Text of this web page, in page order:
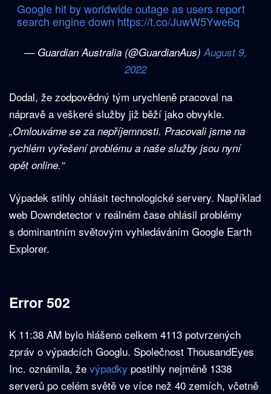
Google hit by worldwide outage as users report
search engine down https://t.co/JuwW5Ywe6q
— Guardian Australia (@GuardianAus)August 9,
2022
Dodal, že zodpovědný tým urychleně pracoval na
nápravě a veškeré služby již běží jako obvykle.
„Omlouváme se za nepříjemnosti. Pracovali jsme na
rychlém vyřešení problému a naše služby jsou nyní
opět online.“
Výpadek stihly ohlásit technologické servery. Například
web Downdetector v reálném čase ohlásil problémy
s dominantním světovým vyhledáváním Google Earth
Explorer.
Error 502
K 11:38 AM bylo hlášeno celkem 4113 potvrzených
zpráv o výpadcích Googlu. Společnost ThousandEyes
Inc. oznámila, že výpadky postihly nejméně 1338
serverů po celém světě ve více než 40 zemích, včetně